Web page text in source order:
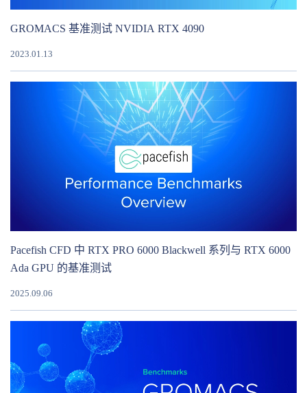
GROMACS 基准测试 NVIDIA RTX 4090
2023.01.13
Pacefish CFD 中 RTX PRO 6000 Blackwell 系列与 RTX 6000
Ada GPU 的基准测试
2025.09.06